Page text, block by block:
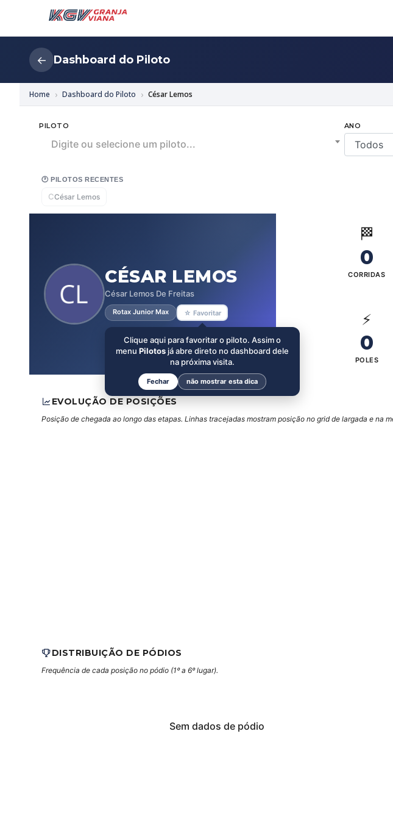
← Dashboard do Piloto
Home Dashboard do Piloto César Lemos
PILOTO
Digite ou selecione um piloto...
ANO
🕐 PILOTOS RECENTES
CCésar Lemos
CÉSAR LEMOS
César Lemos De Freitas
Rotax Junior Max ☆ Favoritar
🏁
0
CORRIDAS
⚡
0
POLES
EVOLUÇÃO DE POSIÇÕES
Posição de chegada ao longo das etapas. Linhas tracejadas mostram posição no grid de largada e na
DISTRIBUIÇÃO DE PÓDIOS
Frequência de cada posição no pódio (1º a 6º lugar).
Sem dados de pódio
Clique aqui para favoritar o piloto. Assim o
menu Pilotos já abre direto no dashboard dele
na próxima visita.
Fechar não mostrar esta dica